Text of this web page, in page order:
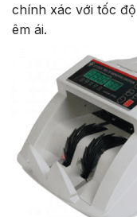
chính xác với tốc
êm ái.